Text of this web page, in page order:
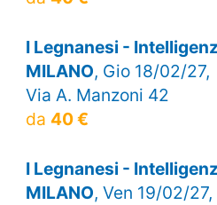
I Legnanesi -
MILANO, Gio 18/02/27,
Via A. Manzoni 42
da 40 €
I Legnanesi -
MILANO, Ven 19/02/27,